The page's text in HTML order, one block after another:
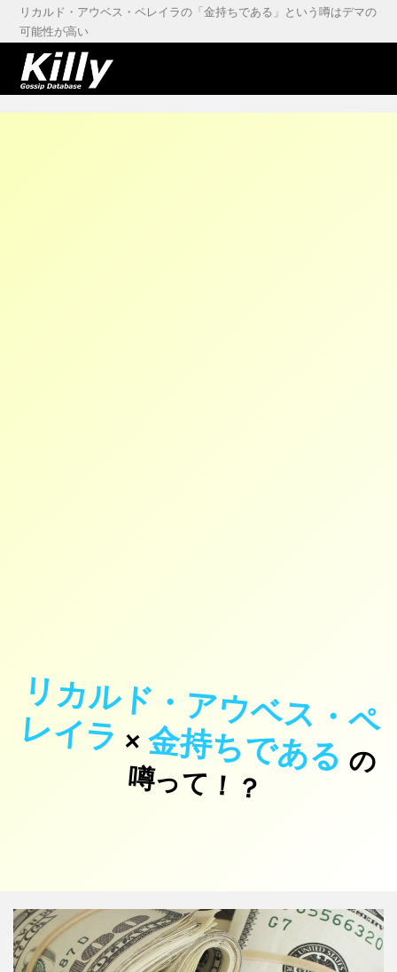
リカルド・アウベス・ペレイラの「金持ちである」という噂はデマの
可能性が高い
リ
カ
ル
ド
・
ア
ウ
ベ
ス
・
ペ
レ
イ
ラ ×金持ちである の
噂
っ
て
！
？